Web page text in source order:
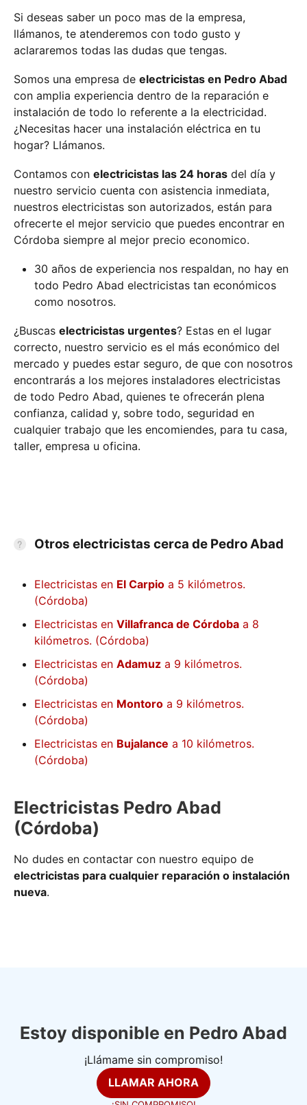
Si deseas saber un poco mas de la empresa,
llámanos, te atenderemos con todo gusto y
aclararemos todas las dudas que tengas.
Somos una empresa de electricistas en Pedro Abad
con amplia experiencia dentro de la reparación e
instalación de todo lo referente a la electricidad.
¿Necesitas hacer una instalación eléctrica en tu
hogar? Llámanos.
Contamos con electricistas las 24 horas del día y
nuestro servicio cuenta con asistencia inmediata,
nuestros electricistas son autorizados, están para
ofrecerte el mejor servicio que puedes encontrar en
Córdoba siempre al mejor precio economico.
30 años de experiencia nos respaldan, no hay en
todo Pedro Abad electricistas tan económicos
como nosotros.
¿Buscas electricistas urgentes? Estas en el lugar
correcto, nuestro servicio es el más económico del
mercado y puedes estar seguro, de que con nosotros
encontrarás a los mejores instaladores electricistas
de todo Pedro Abad, quienes te ofrecerán plena
confianza, calidad y, sobre todo, seguridad en
cualquier trabajo que les encomiendes, para tu casa,
taller, empresa u oficina.
Otros electricistas cerca de Pedro Abad
Electricistas en El Carpio a 5 kilómetros.
(Córdoba)
Electricistas en Villafranca de Córdoba a 8
kilómetros. (Córdoba)
Electricistas en Adamuz a 9 kilómetros.
(Córdoba)
Electricistas en Montoro a 9 kilómetros.
(Córdoba)
Electricistas en Bujalance a 10 kilómetros.
(Córdoba)
Electricistas Pedro Abad
(Córdoba)
No dudes en contactar con nuestro equipo de
electricistas para cualquier reparación o instalación
nueva.
Estoy disponible en Pedro Abad
¡Llámame sin compromiso!
LLAMAR AHORA